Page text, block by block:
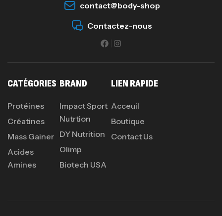
Omega 3 – 100 Gélules – Scitec Nutrition
Autres
د.ت
7Nutrition
د.ت150
Protein Matrix – 2000g – 7Nutrition
PROTEIN
د.ت
contact@body-shop
Contactez-nous
CATÉGORIES
Protéines
Créatines
Mass Gainer
Acides
Amines
BRAND
Impact Sport
Nutrtion
DY Nutrition
Olimp
Biotech USA
LIEN RAPIDE
Acceuil
Boutique
Contact Us